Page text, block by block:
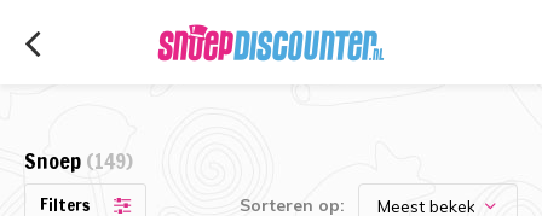
Snoep(149)
Filters Sorteren op: